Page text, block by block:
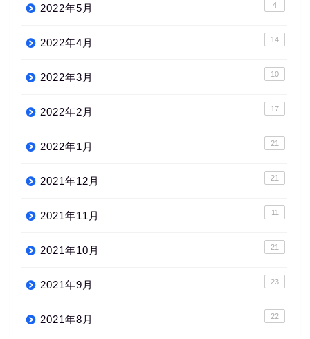
2022年5月 4
2022年4月 14
2022年3月 10
2022年2月 17
2022年1月 21
2021年12月 21
2021年11月 11
2021年10月 21
2021年9月 23
2021年8月 22